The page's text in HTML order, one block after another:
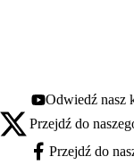
Youtube - otwiera się
Odwiedź nasz
X - otwiera się w nowej karcie
Przejdź do
Facebook - otwiera się
Przejdź do